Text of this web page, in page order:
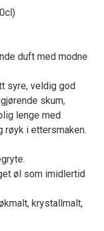
duft med modne
syre, veldig god
skum,
lenge med
røyk i ettersmaken.
øl som imidlertid
krystallmalt,